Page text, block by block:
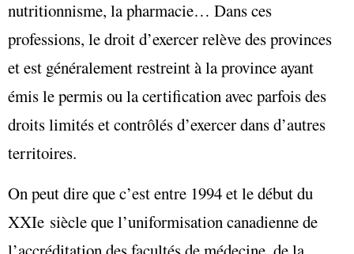
nutritionnisme, la pharmacie… Dans ces
professions, le droit d’exercer relève des provinces
et est généralement restreint à la province ayant
émis le permis ou la certification avec parfois des
droits limités et contrôlés d’exercer dans d’autres
territoires.
On peut dire que c’est entre 1994 et le début du
XXIe siècle que l’uniformisation canadienne de